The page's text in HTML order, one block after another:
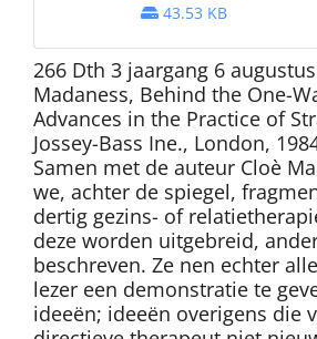
43.53 KB
266 Dth 3 jaargang 6
Madaness, Behind the One-
Advances in the Practice of
Jossey-Bass Ine., London,
Samen met de auteur Cloè
we, achter de spiegel,
dertig gezins- of
deze worden uitgebreid,
beschreven. Ze nen echter
lezer een demonstratie te
ideeën; ideeën overigens die